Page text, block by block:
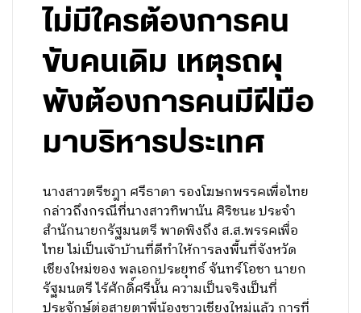
ไม่มีใครต้องการคน
ขับคนเดิม เหตุรถผุ
พังต้องการคนมีฝีมือ
มาบริหารประเทศ
นางสาวตรีชฎา ศรีธาดา รองโฆษกพรรคเพื่อไทย
กล่าวถึงกรณีที่นางสาวทิพานัน ศิริชนะ ประจำ
สำนักนายกรัฐมนตรี พาดพิงถึง ส.ส.พรรคเพื่อ
ไทย ไม่เป็นเจ้าบ้านที่ดีทำให้การลงพื้นที่จังหวัด
เชียงใหม่ของ พลเอกประยุทธ์ จันทร์โอชา นายก
รัฐมนตรี ไร้ศักดิ์ศรีนั้น ความเป็นจริงเป็นที่
ประจักษ์ต่อสายตาพี่น้องชาวเชียงใหม่แล้ว การที่